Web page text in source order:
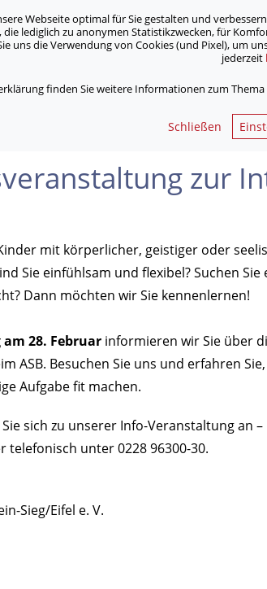
Unsere Angebote
zur Integrationsassistenz
zur
mit körperlicher, geistiger oder
Sie einfühlsam und flexibel? Suchen Sie
Dann möchten wir Sie kennenlernen!
28. Februar informieren wir Sie über
ASB. Besuchen Sie uns und erfahren
Aufgabe fit machen.
sich zu unserer Info-Veranstaltung an –
telefonisch unter 0228 96300-30.
Sieg/Eifel e. V.
Webseite optimal für Sie gestalten und
die lediglich zu anonymen Statistikzwecken, für
uns die Verwendung von Cookies (und Pixel), um
jederzeit
finden Sie weitere Informationen zum
Schließen